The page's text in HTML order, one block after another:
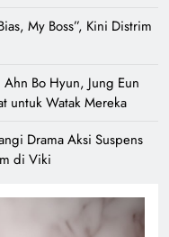
My Boss”, Kini Distrim
Bo Hyun, Jung Eun
untuk Watak Mereka
Drama Aksi Suspens
di Viki